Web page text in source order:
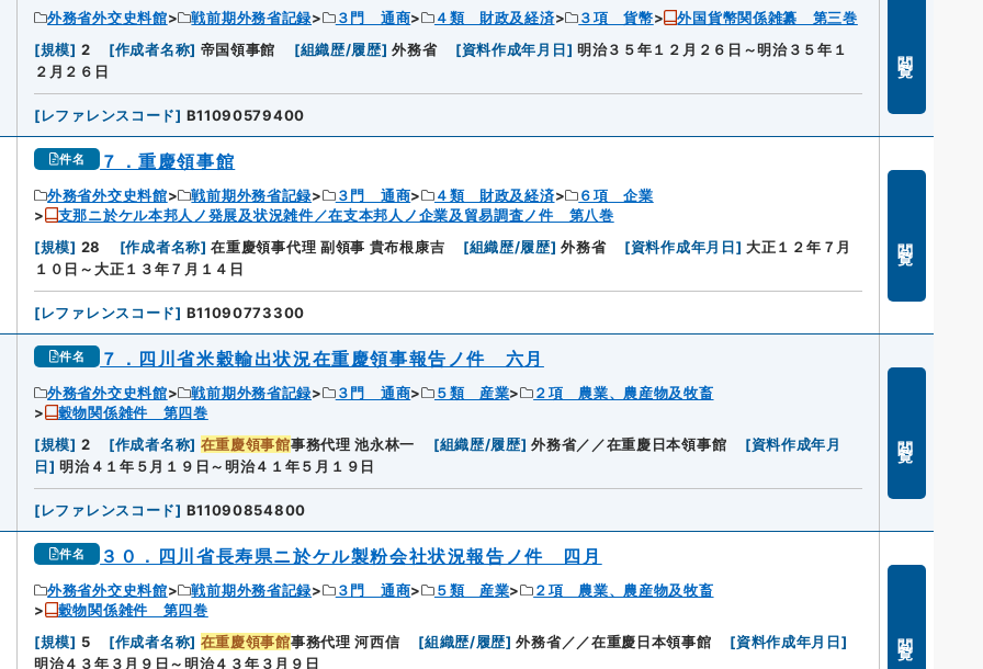
外務省外交史料館 戦前期外務省記録 ３門 通商 ４類 財政及経済 ３項 貨幣
外国貨幣関係雑纂 第三巻
[規模] 2 [作成者名称] 帝国領事館 [組織歴/履歴] 外務省 [資料作成年月日] 明治３５年１２月２６日～明治３５年１
２月２６日
[レファレンスコード] B11090579400
件名 ７．重慶領事館
外務省外交史料館 戦前期外務省記録 ３門 通商 ４類 財政及経済
６項 企業
支那ニ於ケル本邦人ノ発展及状況雑件／在支本邦人ノ企業及貿易調査ノ件 第八巻
[規模] 28 [作成者名称] 在重慶領事代理 副領事 貴布根康吉 [組織歴/履歴] 外務省 [資料作成年月日] 大正１２年７月
１０日～大正１３年７月１４日
[レファレンスコード] B11090773300
件名 ７．四川省米穀輸出状況在重慶領事報告ノ件 六月
外務省外交史料館 戦前期外務省記録 ３門 通商 ５類 産業
２項 農業、農産物及牧畜
穀物関係雑件 第四巻
[規模] 2 [作成者名称] 在重慶領事館事務代理 池永林一 [組織歴/履歴] 外務省／／在重慶日本領事館 [資料作成年月
日] 明治４１年５月１９日～明治４１年５月１９日
[レファレンスコード] B11090854800
件名 ３０．四川省長寿県ニ於ケル製粉会社状況報告ノ件 四月
外務省外交史料館 戦前期外務省記録 ３門 通商 ５類 産業
２項 農業、農産物及牧畜
穀物関係雑件 第四巻
[規模] 5 [作成者名称] 在重慶領事館事務代理 河西信 [組織歴/履歴] 外務省／／在重慶日本領事館 [資料作成年月日]
明治４３年３月９日～明治４３年３月９日